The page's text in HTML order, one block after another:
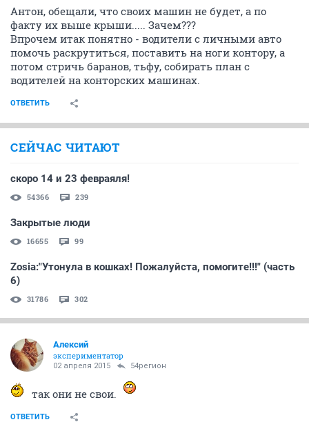
Антон, обещали, что своих машин не будет, а по
факту их выше крыши..... Зачем???
Впрочем итак понятно - водители с личными авто
помочь раскрутиться, поставить на ноги контору, а
потом стричь баранов, тьфу, собирать план с
водителей на конторских машинах.
ОТВЕТИТЬ
СЕЙЧАС ЧИТАЮТ
скоро 14 и 23 февраяля!
54366 239
Закрытые люди
16655 99
Zosia:"Утонула в кошках! Пожалуйста, помогите!!!" (часть
6)
31786 302
Алексий
экспериментатор
02 апреля 2015 54регион
так они не свои.
ОТВЕТИТЬ